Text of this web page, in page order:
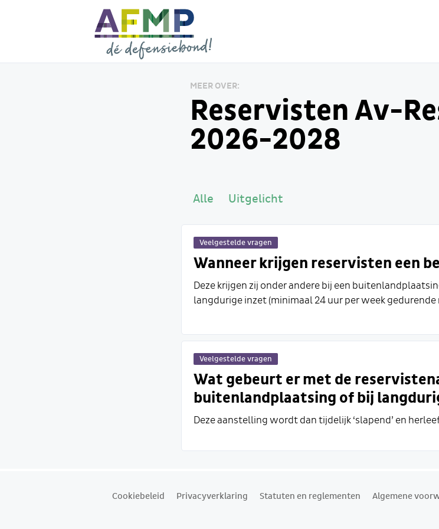
MEER OVER:
Reservisten Av-
2026-2028
Alle Uitgelicht
Veelgestelde vragen
Wanneer krijgen reservisten een
Deze krijgen zij onder andere bij een
langdurige inzet (minimaal 24 uur per week gedurende
Veelgestelde vragen
Wat gebeurt er met de
buitenlandplaatsing of bij
Deze aanstelling wordt dan tijdelijk ‘slapend’ en
Cookiebeleid Privacyverklaring Statuten en reglementen Algemene